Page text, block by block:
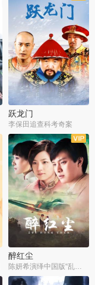
跃龙门
李保田追查科考奇案
全30集
醉红尘
陈妍希演绎中国版“乱世佳人”
全30集